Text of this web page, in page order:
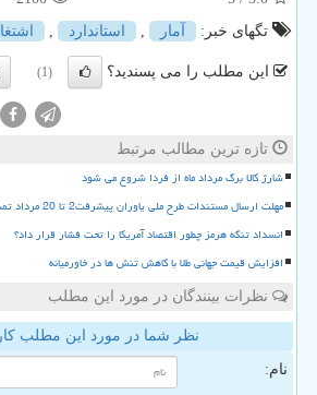
تگهای خبر:
آمار , استاندارد ,
این مطلب را می پسندید؟ (1)
تازه ترین مطالب مرتبط
شارژ کالا برگ مرداد ماه از فردا شروع می شود
مهلت ارسال مستندات طرح ملی یاوران پیشرفت2 تا 20 مرداد تمدید گردید
انسداد تنگه هرمز چطور اقتصاد آمریکا را تحت فشار قرار داد؟
افزایش قیمت جهانی طلا با کاهش تنش ها در خاورمیانه
نظرات بینندگان در مورد این مطلب
نظر شما در مورد این مطلب
نام: